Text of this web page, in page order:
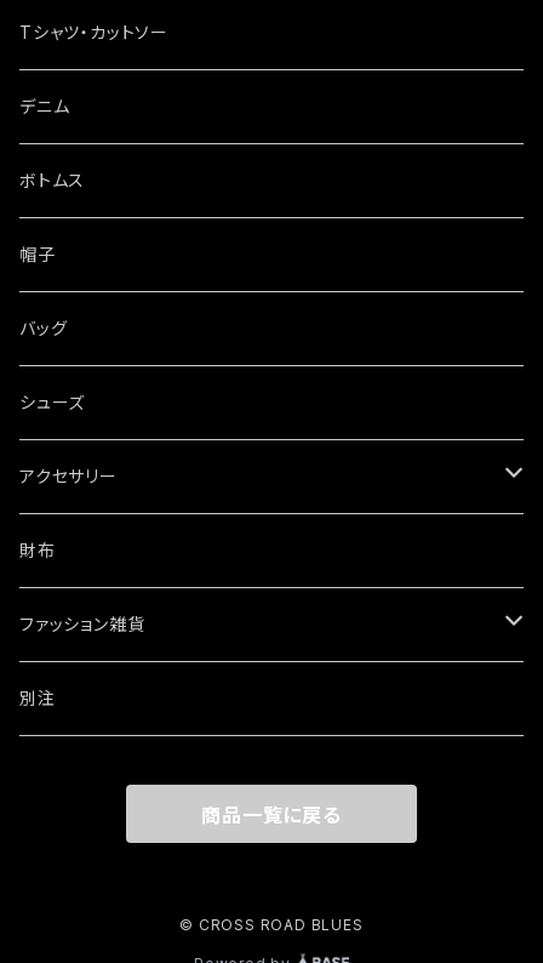
Tシャツ・カットソー
デニム
ボトムス
帽子
バッグ
シューズ
アクセサリー
ネックレス
ブレスレット・バングル
ウォレットチェーン
財布
ファッション雑貨
ワッペン・ステッカー
別注
商品一覧に戻る
© CROSS ROAD BLUES